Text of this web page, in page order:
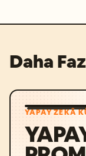
Daha
YAPAY ZEKÂ